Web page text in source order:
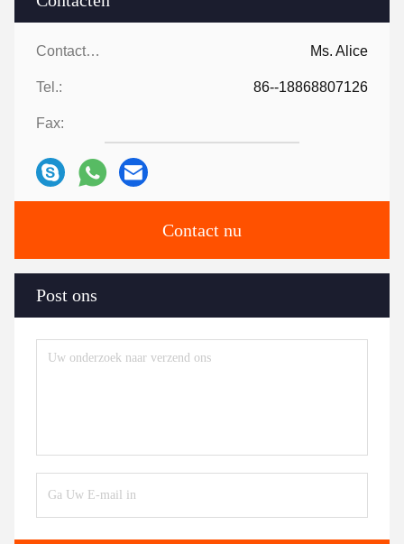
Contacten: Ms. Alice
Tel.: 86--18868807126
Fax:
Contact nu
Post ons